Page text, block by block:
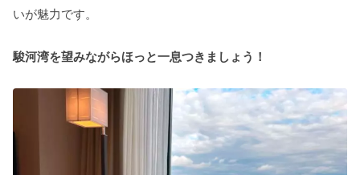
いが魅力です。
駿河湾を望みながらほっと一息つきましょう！